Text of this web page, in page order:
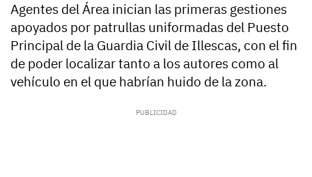
Agentes del Área inician las primeras gestiones
apoyados por patrullas uniformadas del Puesto
Principal de la Guardia Civil de Illescas, con el fin
de poder localizar tanto a los autores como al
vehículo en el que habrían huido de la zona.